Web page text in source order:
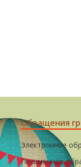
Обращения
Электронное
Письменное